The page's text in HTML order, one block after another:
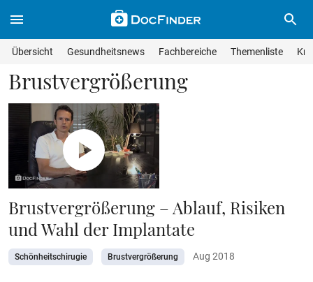
Übersicht Gesundheitsnews Fachbereiche ThemenlisteSuche
Brustvergrößerung
Brustvergrößerung – Ablauf, Risiken
und Wahl der Implantate
Schönheitschirugie Brustvergrößerung Aug 2018